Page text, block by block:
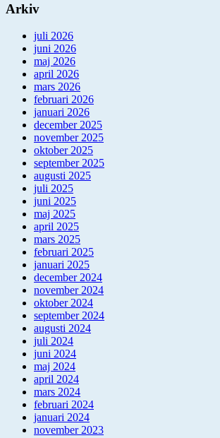
Arkiv
juli 2026
juni 2026
maj 2026
april 2026
mars 2026
februari 2026
januari 2026
december 2025
november 2025
oktober 2025
september 2025
augusti 2025
juli 2025
juni 2025
maj 2025
april 2025
mars 2025
februari 2025
januari 2025
december 2024
november 2024
oktober 2024
september 2024
augusti 2024
juli 2024
juni 2024
maj 2024
april 2024
mars 2024
februari 2024
januari 2024
november 2023